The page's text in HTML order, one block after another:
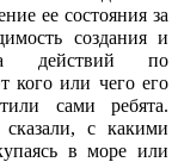
ее состояния за
создания и
действий по
кого или чего его
сами ребята.
с какими
в море или